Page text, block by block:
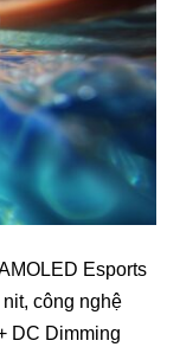
Esports
công nghệ
DC Dimming